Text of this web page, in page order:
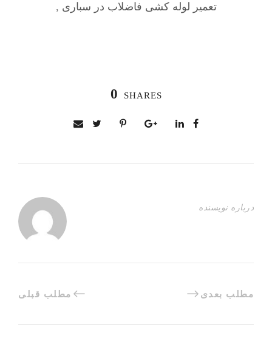
تعمیر لوله کشی فاضلاب در سباری ,
0 SHARES
درباره نویسنده
مطلب قبلی مطلب بعدی